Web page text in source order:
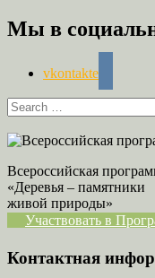
Мы в
vkontakte
Всероссийская
«Деревья – памятники
живой природы»
Участвовать в
Контактная